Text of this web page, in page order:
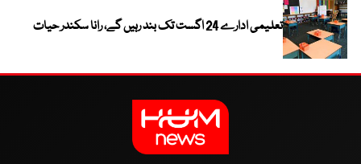
تعلیمی ادارے 24 اگست تک بند رہیں گے، رانا سکندر حیات